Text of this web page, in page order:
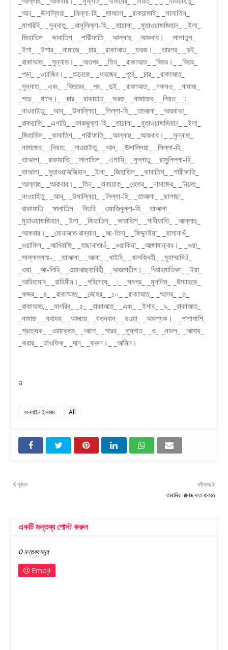
_আন্_ _উসাল্লিয়া_ _লিল্লা-হি_ _তাআলা_ _রাকয়াতাই_ _সালাতিল_
_মাগরিবি_ _সুন্নাতু_ _রাসূলিল্লা-হি_ _তায়ালা_ _মুতাওয়াজজিহান_ _ইলা_
_জিহাতিল_ _কাবাতিশ_ _শারীফাতি_ _আল্লাহু_ _আকবার।_ _সালাতুল_
_ইশা_ _ইশার_ _নামাজে_ _চার_ _রাকাআত_ _ফরজ।_ _তারপর_ _দুই_
_রাকাআত_ _সুন্নাত।_ _অতপর_ _তিন_ _রাকাআত_ _বিতর।_ _বিতর_
_পড়া_ _ওয়াজিব।_ _অনেকে_ _ফরজের_ _পূর্বে_ _চার_ _রাকাআত_
_সুন্নাত_ _এবং_ _বিতরের_ _পর_ _দুই_ _রাকাআত_ _নফলও_ _নামাজ_
_পড়ে_ _থাকে।_ _চার_ _রাকায়াত_ _ফরজ_ _নামাজের_ _নিয়ত_ _:_
_নাওয়াইতু_ _আন্_ _উসাল্লিয়া_ _লিল্লা-হি_ _তাআলা_ _আরবাআ_
_রাকয়াতি_ _এশায়ি_ _ফারজুল্লা-হি_ _তায়ালা_ _মুতাওয়াজজিহান_ _ইলা_
_জিহাতিল_ _কাবাতিশ_ _শারীফাতি_ _আল্লাহু_ _আকবার।_ _সুন্নাত_
_নামাজের_ _নিয়ত:_ _নাওয়াইতু_ _আন্_ _উসাল্লিয়া_ _লিল্লা-হি_
_তাআলা_ _রাকায়াতি_ _সালাতিল_ _এশায়ি_ _সুন্নাতু_ _রাসুূলিল্লা-হি_
_তাআলা_ _মুতাওয়াজজিহান_ _ইলা_ _জিহাতিল_ _কাবাতিশ_ _শারীফাতি_
_আল্লাহু_ _আকবার।_ _তিন_ _রাকায়াত_ _বেতের_ _নামাজের_ _নিয়ত:_
_নাওয়াইতু_ _আন্_ _উসাল্লিয়া_ _লিল্লা-হি_ _তাআলা_ _ছালাছা_
_রাকায়াতি_ _সালাতিল_ _বিতরি_ _ওয়াজিবুল্লা-হি_ _তাআলা_
_মুতাওয়াজজিহান_ _ইলা_ _জিহাতিল_ _কাবাতিশ_ _শারীফাতি_ _আল্লাহু_
_আকবার।_ _মোনাজাত রাব্বানা_ _আ-তিনা_ _ফিদ্দুনইয়া_ _হাসানাওঁ_
_ওয়াফিল_ _আখিরাতি_ _হাছানাতাওঁ_ _ওয়াকিনা_ _আজাবান্নার।_ _ওয়া_
_সাল্লাল্লাহু-_ _তাআলা_ _আলা_ _খাইরি_ _খালক্বিহী_ _মুহাম্মাদিওঁ_
_ওয়া_ _আ-লিহি_ _ওয়াআছহাবিহী_ _আজমায়ীন।_ _বিরাহমাতিকা_ _ইয়া_
_আরিহামার_ _রাহিমীন।_ _পরিশেষে_ _:_ _সমগ্র_ _মুসলিম_ _উম্মাহকে_
_ফজর_ _৪_ _রাকাআত;_ _জোহর_ _১০_ _রাকাআত;_ _আসর_ _৪_
_রাকাআত,_ _মাগরিব_ _৫_ _রাকাআত_ _এবং_ _ইশার_ _৯_ _রাকাআত_
_নামাজ_ _যথাযথ_ _আদায়ে_ _যত্নবান_ _হওয়া_ _আবশ্যক।_ _পাশাপাশি_
_প্রত্যেক_ _ওয়াক্তের_ _আগে_ _পরের_ _সুন্নাত_ _ও_ _নফল_ _আদায়_
_করার_ _তাওফিক_ _দান_ _করুন।_ _আমিন।
a
অনলাইন ইনকাম All
নবীনতর
তারাবির নামাজ কত রাকাত
পূর্বতন
একটি মন্তব্য পোস্ট করুন
0 মন্তব্যসমূহ
Emoji